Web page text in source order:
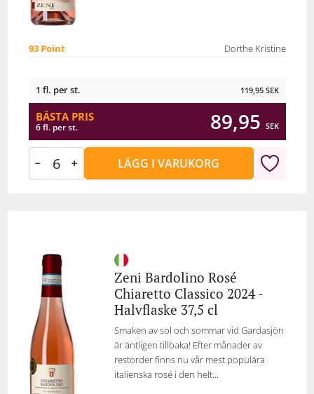
93 Point Dorthe Kristine
1 fl. per st. 119,95 SEK
BÄSTA PRIS
6 fl. per st. 89,95 SEK
LÄGG I VARUKORG
Zeni Bardolino Rosé
Chiaretto Classico 2024 -
Halvflaske 37,5 cl
Smaken av sol och sommar vid Gardasjön
är äntligen tillbaka! Efter månader av
restorder finns nu vår mest populära
italienska rosé i den helt...